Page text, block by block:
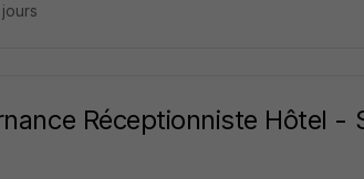
Réceptionniste Hôtel -